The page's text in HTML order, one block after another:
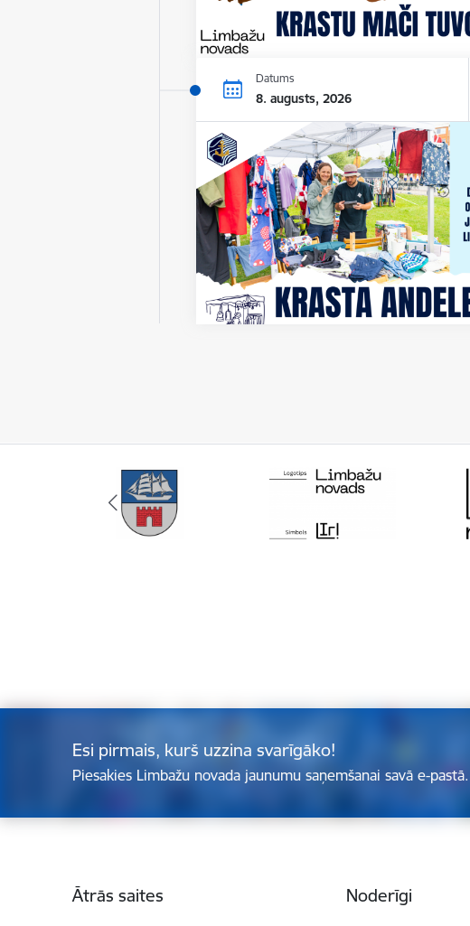
Datums
8. augusts, 2026
Esi pirmais, kurš uzzina svarīgāko!
Piesakies Limbažu novada jaunumu saņemšanai savā e-pastā.
Ātrās saites Noderīgi